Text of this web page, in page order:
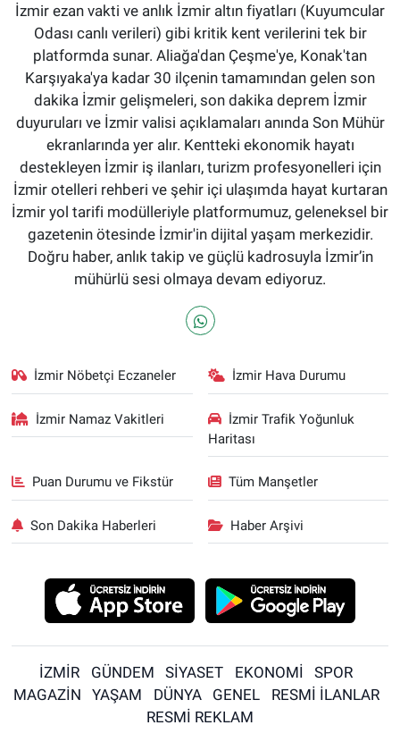
İzmir ezan vakti ve anlık İzmir altın fiyatları (Kuyumcular
Odası canlı verileri) gibi kritik kent verilerini tek bir
platformda sunar. Aliağa'dan Çeşme'ye, Konak'tan
Karşıyaka'ya kadar 30 ilçenin tamamından gelen son
dakika İzmir gelişmeleri, son dakika deprem İzmir
duyuruları ve İzmir valisi açıklamaları anında Son Mühür
ekranlarında yer alır. Kentteki ekonomik hayatı
destekleyen İzmir iş ilanları, turizm profesyonelleri için
İzmir otelleri rehberi ve şehir içi ulaşımda hayat kurtaran
İzmir yol tarifi modülleriyle platformumuz, geleneksel bir
gazetenin ötesinde İzmir'in dijital yaşam merkezidir.
Doğru haber, anlık takip ve güçlü kadrosuyla İzmir’in
mühürlü sesi olmaya devam ediyoruz.
İzmir Nöbetçi Eczaneler İzmir Hava Durumu
İzmir Namaz Vakitleri
İzmir Trafik Yoğunluk
Haritası
Puan Durumu ve Fikstür Tüm Manşetler
Son Dakika Haberleri Haber Arşivi
İZMİR GÜNDEM SİYASET EKONOMİ
SPOR
MAGAZİN
YAŞAM DÜNYA GENEL
RESMİ İLANLAR
RESMİ REKLAM